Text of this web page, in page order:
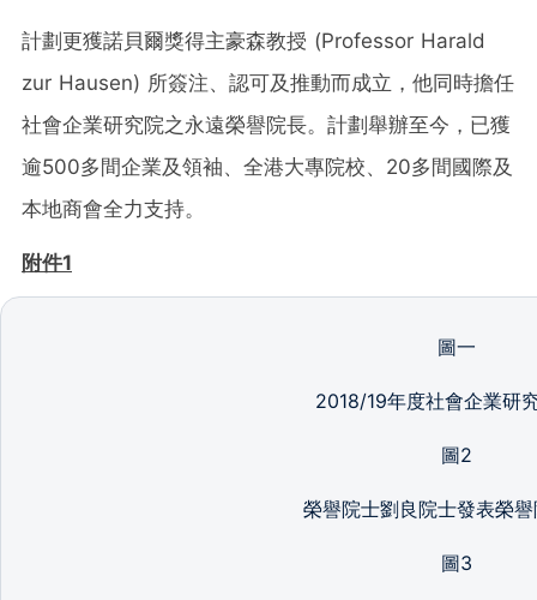
計劃更獲諾貝爾獎得主豪森教授 (Professor Harald
zur Hausen) 所簽注、認可及推動而成立，他同時擔任
社會企業研究院之永遠榮譽院長。計劃舉辦至今，已獲
逾500多間企業及領袖、全港大專院校、20多間國際及
本地商會全力支持。
附件1
圖一
2018/19年度社會企業研
圖2
榮譽院士劉良院士發表榮
圖3